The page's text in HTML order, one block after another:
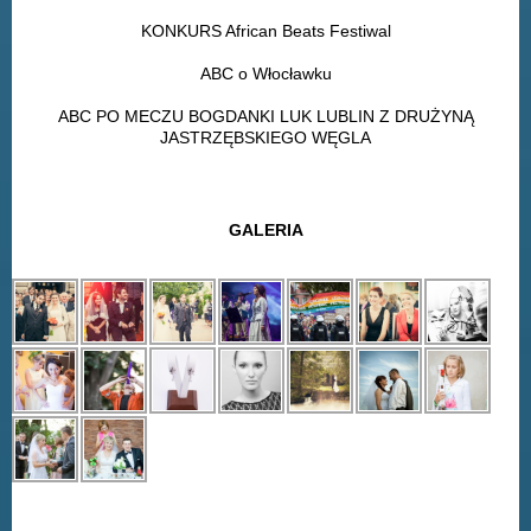
KONKURS African Beats Festiwal
ABC o Włocławku
ABC PO MECZU BOGDANKI LUK LUBLIN Z DRUŻYNĄ
JASTRZĘBSKIEGO WĘGLA
GALERIA